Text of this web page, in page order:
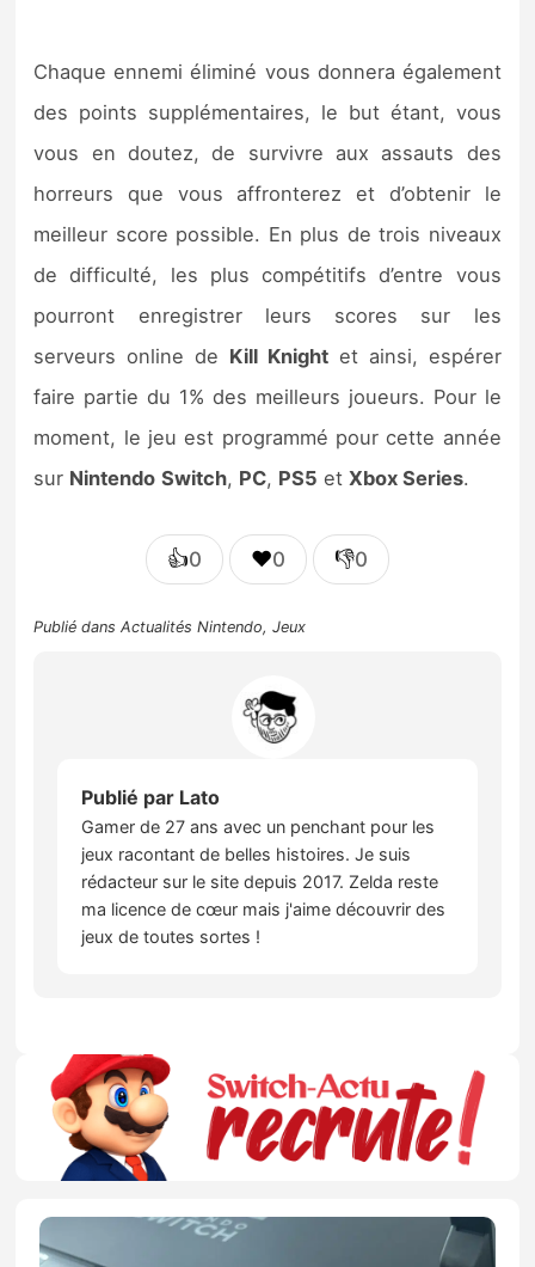
Chaque ennemi éliminé vous donnera également
des points supplémentaires, le but étant, vous
vous en doutez, de survivre aux assauts des
horreurs que vous affronterez et d’obtenir le
meilleur score possible. En plus de trois niveaux
de difficulté, les plus compétitifs d’entre vous
pourront enregistrer leurs scores sur les
serveurs online de Kill Knightet ainsi, espérer
faire partie du 1% des meilleurs joueurs. Pour le
moment, le jeu est programmé pour cette année
sur Nintendo Switch, PC, PS5 etXbox Series.
👍0 ❤️0 👎0
Publié dansActualités Nintendo,Jeux
Publié par Lato
Gamer de 27 ans avec un penchant pour les
jeux racontant de belles histoires. Je suis
rédacteur sur le site depuis 2017. Zelda reste
ma licence de cœur mais j'aime découvrir des
jeux de toutes sortes !